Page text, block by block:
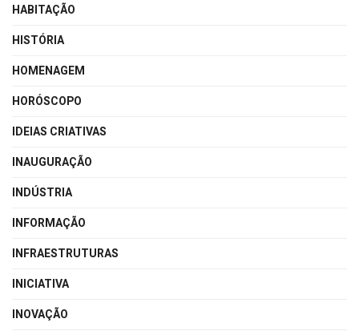
HABITAÇÃO
HISTÓRIA
HOMENAGEM
HORÓSCOPO
IDEIAS CRIATIVAS
INAUGURAÇÃO
INDÚSTRIA
INFORMAÇÃO
INFRAESTRUTURAS
INICIATIVA
INOVAÇÃO